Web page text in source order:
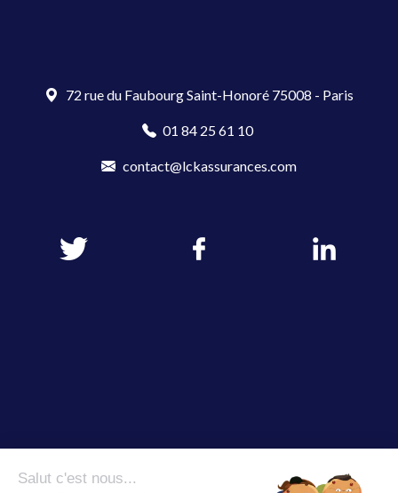
72 rue du Faubourg Saint-Honoré 75008 - Paris
01 84 25 61 10
contact@lckassurances.com